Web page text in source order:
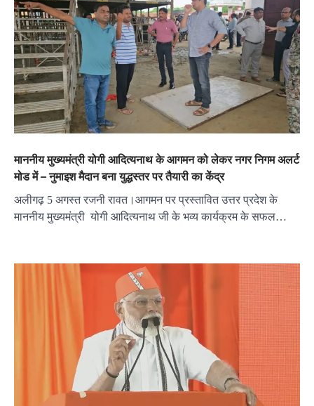
माननीय मुख्यमंत्री योगी आदित्यनाथ के आगमन को लेकर नगर निगम अलर्ट
मोड में – नुमाइश मैदान बना युद्धस्तर पर तैयारी का केंद्र
अलीगढ़ 5 अगस्त रजनी रावत।आगमन पर प्रस्तावित उत्तर प्रदेश के
माननीय मुख्यमंत्री योगी आदित्यनाथ जी के भव्य कार्यक्रम के सफल…